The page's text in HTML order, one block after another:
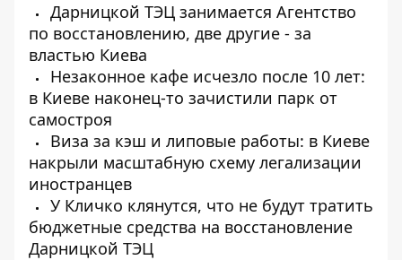
Дарницкой ТЭЦ занимается Агентство
по восстановлению, две другие - за
властью Киева
Незаконное кафе исчезло после 10 лет:
в Киеве наконец-то зачистили парк от
самостроя
Виза за кэш и липовые работы: в Киеве
накрыли масштабную схему легализации
иностранцев
У Кличко клянутся, что не будут тратить
бюджетные средства на восстановление
Дарницкой ТЭЦ